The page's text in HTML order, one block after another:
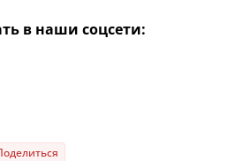
в наши соцсети: